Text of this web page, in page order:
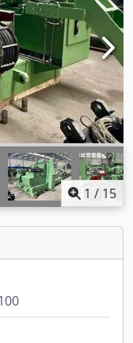
1 / 15